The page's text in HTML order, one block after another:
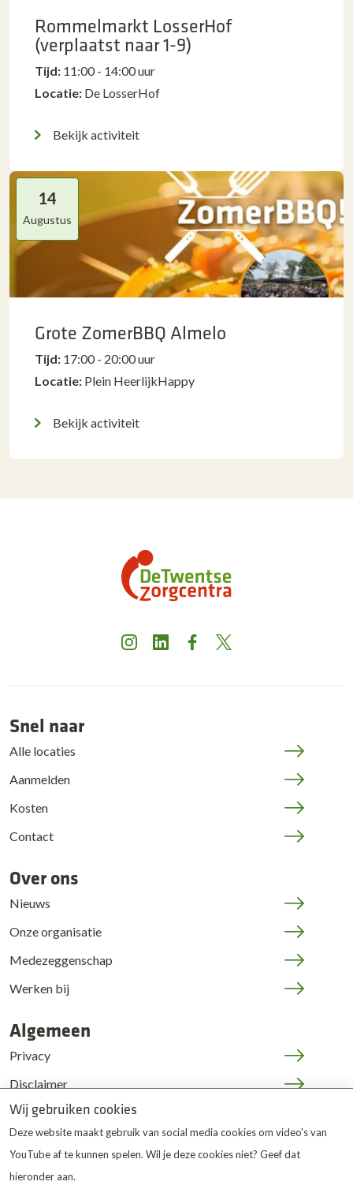
Rommelmarkt LosserHof
(verplaatst naar 1-9)
Tijd: 11:00 - 14:00 uur
Locatie: De LosserHof
Bekijk activiteit
14
Augustus
Grote ZomerBBQ Almelo
Tijd: 17:00 - 20:00 uur
Locatie: Plein HeerlijkHappy
Bekijk activiteit
InstagramLinkedInFacebook
X
Snel naar
Alle locaties
Aanmelden
Kosten
Contact
Over ons
Nieuws
Onze organisatie
Medezeggenschap
Werken bij
Algemeen
Privacy
Disclaimer
Cookies
JOP | medewerkers
Wij gebruiken cookies
Deze website maakt gebruik van social media cookies om video's van
YouTube af te kunnen spelen. Wil je deze cookies niet? Geef dat
hieronder aan.